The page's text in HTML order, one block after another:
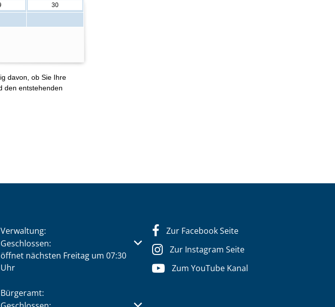
Verwaltung:
Klicken, um weitere Öffnungs- oder Schließzeiten auszublenden
Geschlossen:
öffnet nächsten Freitag um 07:30
Uhr
Bürgeramt:
Zur Facebook Seite
Zur Instagram Seite
Zum YouTube Kanal